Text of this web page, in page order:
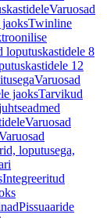
Varuosad
Twinline
loputuskastidele 8
12
Varuosad
jaoksTarvikud
Varuosad
loputusega,
Integreeritud
Pissuaaride